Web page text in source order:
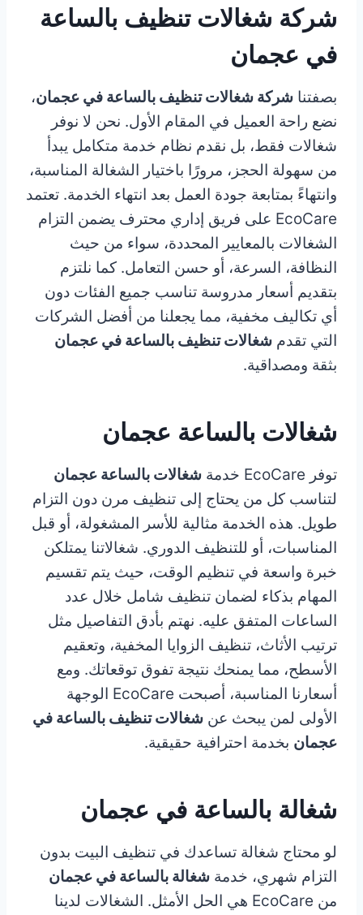
شركة شغالات تنظيف بالساعة
في عجمان
بصفتنا شركة شغالات تنظيف بالساعة في عجمان،
نضع راحة العميل في المقام الأول. نحن لا نوفر
شغالات فقط، بل نقدم نظام خدمة متكامل يبدأ
من سهولة الحجز، مرورًا باختيار الشغالة المناسبة،
وانتهاءً بمتابعة جودة العمل بعد انتهاء الخدمة. تعتمد
EcoCare على فريق إداري محترف يضمن التزام
الشغالات بالمعايير المحددة، سواء من حيث
النظافة، السرعة، أو حسن التعامل. كما نلتزم
بتقديم أسعار مدروسة تناسب جميع الفئات دون
أي تكاليف مخفية، مما يجعلنا من أفضل الشركات
التي تقدم شغالات تنظيف بالساعة في عجمان
بثقة ومصداقية.
شغالات بالساعة عجمان
توفر EcoCare خدمة
شغالات بالساعة عجمان
لتناسب كل من يحتاج إلى تنظيف مرن دون التزام
طويل. هذه الخدمة مثالية للأسر المشغولة، أو قبل
المناسبات، أو للتنظيف الدوري. شغالاتنا يمتلكن
خبرة واسعة في تنظيم الوقت، حيث يتم تقسيم
المهام بذكاء لضمان تنظيف شامل خلال عدد
الساعات المتفق عليه. نهتم بأدق التفاصيل مثل
ترتيب الأثاث، تنظيف الزوايا المخفية، وتعقيم
الأسطح، مما يمنحك نتيجة تفوق توقعاتك. ومع
أسعارنا المناسبة، أصبحت EcoCare الوجهة
الأولى لمن يبحث عن شغالات تنظيف بالساعة في
عجمان بخدمة احترافية حقيقية.
شغالة بالساعة في عجمان
لو محتاج شغالة تساعدك في تنظيف البيت بدون
التزام شهري، خدمة شغالة بالساعة في عجمان
من EcoCare هي الحل الأمثل. الشغالات لدينا